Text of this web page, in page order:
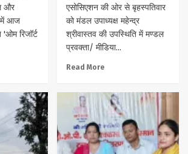
और
में आज
रिजॉर्ट
एसोसिएशन की ओर से बृहस्पतिवार
को मंडल उपाध्यक्ष महेन्द्र
श्रीवास्तव की उपस्थिति में मण्डल
प्रवक्ता/ मीडिया...
Read More